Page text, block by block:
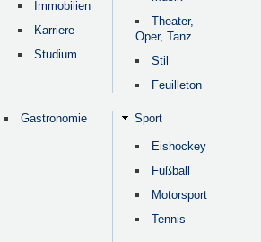
Immobilien
Karriere
Studium
Theater,
Oper, Tanz
Stil
Feuilleton
Gastronomie Sport
Eishockey
Fußball
Motorsport
Tennis